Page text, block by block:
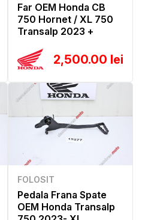
Far OEM Honda CB
750 Hornet / XL 750
Transalp 2023 +
2,500.00 lei
FOLOSIT
Pedala Frana Spate
OEM Honda Transalp